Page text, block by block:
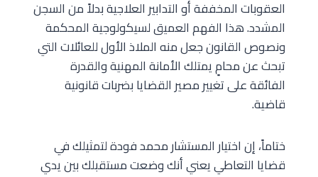
العقوبات المخففة أو التدابير العلاجية بدلاً من السجن
المشدد. هذا الفهم العميق لسيكولوجية المحكمة
ونصوص القانون جعل منه الملاذ الأول للعائلات التي
تبحث عن محامٍ يمتلك الأمانة المهنية والقدرة
الفائقة على تغيير مصير القضايا بضربات قانونية
قاضية.
ختاماً، إن اختيار المستشار محمد فودة لتمثيلك في
قضايا التعاطي يعني أنك وضعت مستقبلك بين يدي